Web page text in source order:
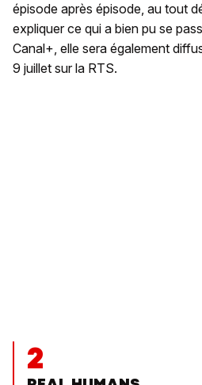
épisode après épisode, au tout
expliquer ce qui a bien pu se
Canal+, elle sera également
9 juillet sur la RTS.
2